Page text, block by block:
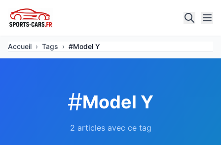
Accueil › Tags › #Model Y
#Model Y
2 articles avec ce tag